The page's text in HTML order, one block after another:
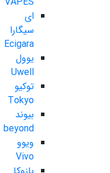
ای
سیگارا
Ecigara
یوول
Uwell
توکیو
Tokyo
بیوند
beyond
ویوو
Vivo